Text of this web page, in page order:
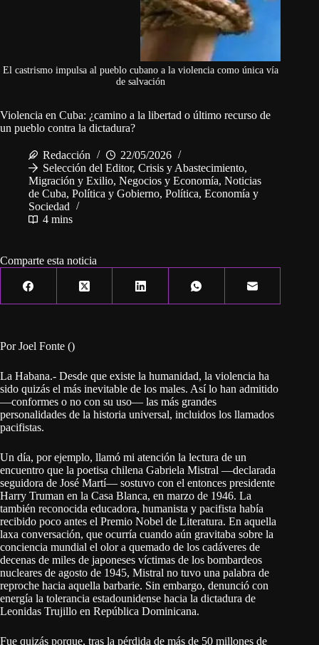
El castrismo impulsa al pueblo cubano a la violencia como única vía
de salvación
Violencia en Cuba: ¿camino a la libertad o último recurso de
un pueblo contra la dictadura?
Redacción
22/05/2026
Selección del Editor, Crisis y Abastecimiento,
Migración y Exilio, Negocios y Economía, Noticias
de Cuba, Política y Gobierno, Política, Economía y
Sociedad
4 mins
Comparte esta noticia
Por Joel Fonte ()
La Habana.- Desde que existe la humanidad, la violencia ha
sido quizás el más inevitable de los males. Así lo han admitido
—conformes o no con su uso— las más grandes
personalidades de la historia universal, incluidos los llamados
pacifistas.
Un día, por ejemplo, llamó mi atención la lectura de un
encuentro que la poetisa chilena Gabriela Mistral —declarada
seguidora de José Martí— sostuvo con el entonces presidente
Harry Truman en la Casa Blanca, en marzo de 1946. La
también reconocida educadora, humanista y pacifista había
recibido poco antes el Premio Nobel de Literatura. En aquella
laxa conversación, que ocurría cuando aún gravitaba sobre la
conciencia mundial el olor a quemado de los cadáveres de
decenas de miles de japoneses víctimas de los bombardeos
nucleares de agosto de 1945, Mistral no tuvo una palabra de
reproche hacia aquella barbarie. Sin embargo, denunció con
energía la tolerancia estadounidense hacia la dictadura de
Leonidas Trujillo en República Dominicana.
Fue quizás porque, tras la pérdida de más de 50 millones de